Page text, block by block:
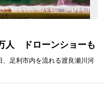
人 ドローンショーも
、足利市内を流れる渡良瀬川河